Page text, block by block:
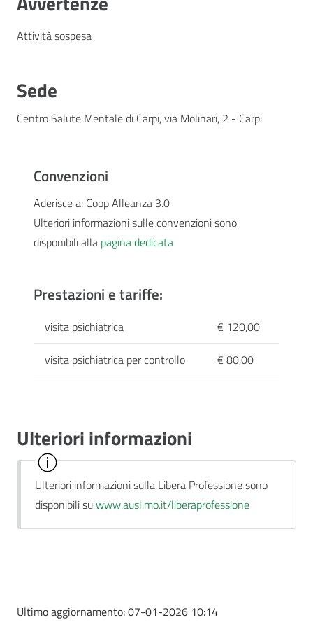
Attività sospesa
Sede
Centro Salute Mentale di Carpi, via Molinari, 2 - Carpi
Convenzioni
Aderisce a: Coop Alleanza 3.0
Ulteriori informazioni sulle convenzioni sono
disponibili alla pagina dedicata
Prestazioni e tariffe:
visita psichiatrica
€ 120,00
visita psichiatrica per controllo
€ 80,00
Ulteriori informazioni
Ulteriori informazioni sulla Libera Professione sono
disponibili suwww.ausl.mo.it/liberaprofessione
Ultimo aggiornamento:07-01-2026 10:14